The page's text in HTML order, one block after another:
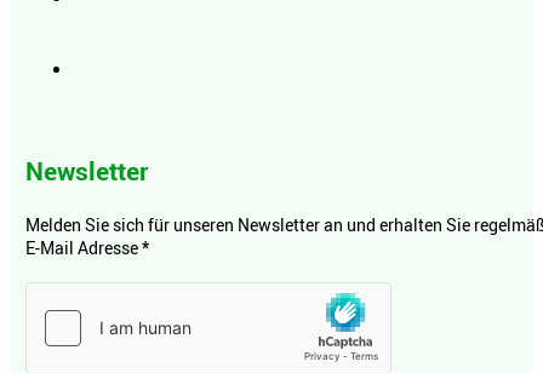
Newsletter
Melden Sie sich für unseren Newsletter an und erhalten Sie
E-Mail Adresse*